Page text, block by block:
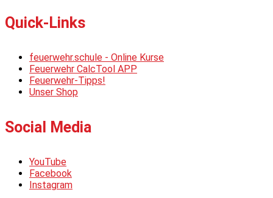
Quick-Links
feuerwehr.schule - Online Kurse
Feuerwehr CalcTool APP
Feuerwehr-Tipps!
Unser Shop
Social Media
YouTube
Facebook
Instagram